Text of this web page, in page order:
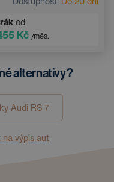
od
Kč /měs.
alternativy?
Audi RS 7
na výpis aut